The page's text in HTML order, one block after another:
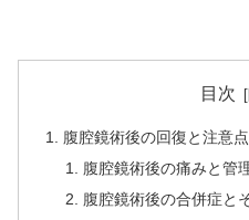
目次
腹腔鏡術後の回復と注意点
腹腔鏡術後の痛みと管
腹腔鏡術後の合併症と